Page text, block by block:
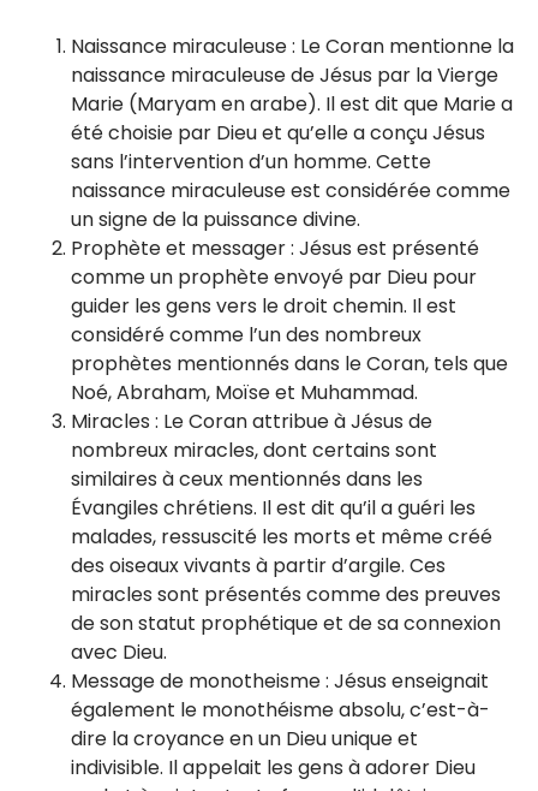
Naissance miraculeuse : Le Coran mentionne la
naissance miraculeuse de Jésus par la Vierge
Marie (Maryam en arabe). Il est dit que Marie a
été choisie par Dieu et qu’elle a conçu Jésus
sans l’intervention d’un homme. Cette
naissance miraculeuse est considérée comme
un signe de la puissance divine.
Prophète et messager : Jésus est présenté
comme un prophète envoyé par Dieu pour
guider les gens vers le droit chemin. Il est
considéré comme l’un des nombreux
prophètes mentionnés dans le Coran, tels que
Noé, Abraham, Moïse et Muhammad.
Miracles : Le Coran attribue à Jésus de
nombreux miracles, dont certains sont
similaires à ceux mentionnés dans les
Évangiles chrétiens. Il est dit qu’il a guéri les
malades, ressuscité les morts et même créé
des oiseaux vivants à partir d’argile. Ces
miracles sont présentés comme des preuves
de son statut prophétique et de sa connexion
avec Dieu.
Message de monotheisme : Jésus enseignait
également le monothéisme absolu, c’est-à-
dire la croyance en un Dieu unique et
indivisible. Il appelait les gens à adorer Dieu